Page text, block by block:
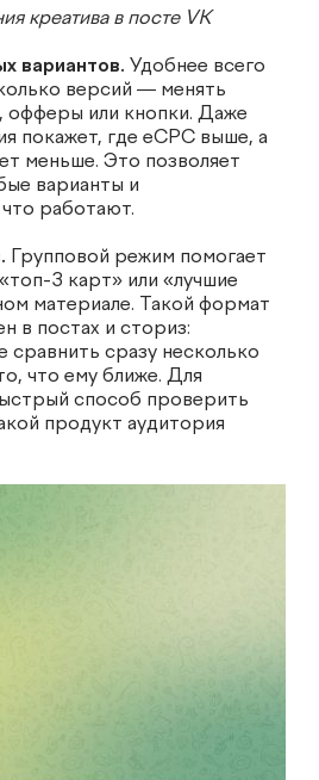
креатива в посте VK
вариантов. Удобнее всего
версий — менять
офферы или кнопки. Даже
покажет, где eCPC выше, а
меньше. Это позволяет
варианты и
работают.
Групповой режим помогает
3 карт» или «лучшие
материале. Такой формат
в постах и сториз:
сразу несколько
что ему ближе. Для
способ проверить
продукт аудитория